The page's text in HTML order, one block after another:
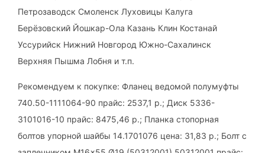
Петрозаводск Смоленск Луховицы Калуга
Берёзовский Йошкар-Ола Казань Клин Костанай
Уссурийск Нижний Новгород Южно-Сахалинск
Верхняя Пышма Лобня и т.п.
Рекомендуем к покупке: Фланец ведомой полумуфты
740.50-1111064-90 прайс: 2537,1 р.; Диск 5336-
3101016-10 прайс: 8475,46 р.; Планка стопорная
болтов упорной шайбы 14.1701076 цена: 31,83 р.; Болт с